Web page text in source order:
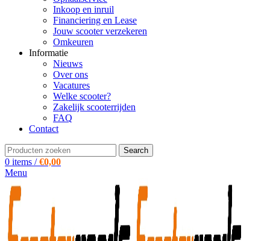
Inkoop en inruil
Financiering en Lease
Jouw scooter verzekeren
Omkeuren
Informatie
Nieuws
Over ons
Vacatures
Welke scooter?
Zakelijk scooterrijden
FAQ
Contact
Search
0 items / €0,00
Menu